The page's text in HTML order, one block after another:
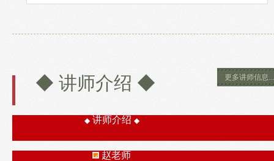
更多讲师信息...
◆ 讲师介绍 ◆
◆讲师介绍 ◆
赵老师